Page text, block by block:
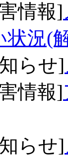
情報]
状況(
らせ]
情報]
らせ]